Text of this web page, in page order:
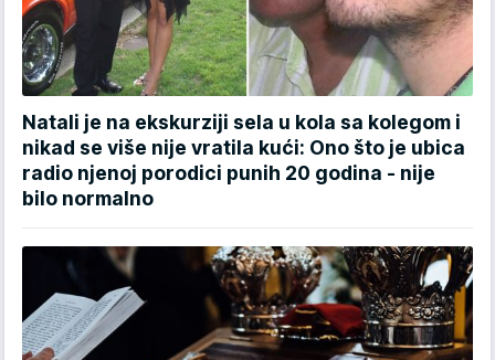
Natali je na ekskurziji sela u kola sa kolegom i
nikad se više nije vratila kući: Ono što je ubica
radio njenoj porodici punih 20 godina - nije
bilo normalno